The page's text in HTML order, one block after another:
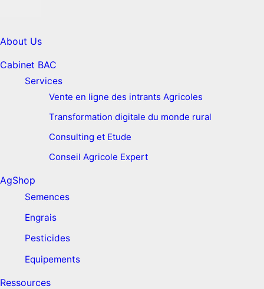
About Us
Cabinet BAC
Services
Vente en ligne des intrants Agricoles
Transformation digitale du monde rural
Consulting et Etude
Conseil Agricole Expert
AgShop
Semences
Engrais
Pesticides
Equipements
Ressources